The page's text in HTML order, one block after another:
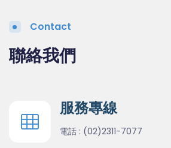
Contact
聯絡我們
服務專線
電話 : (02)2311-7077